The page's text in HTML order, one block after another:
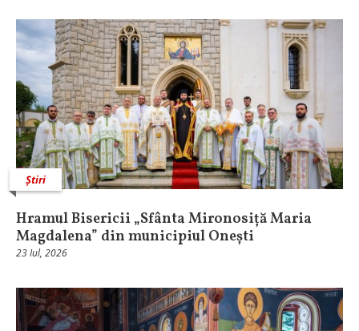
Știri
Hramul Bisericii „Sfânta Mironosiță Maria
Magdalena” din municipiul Onești
23 Iul, 2026